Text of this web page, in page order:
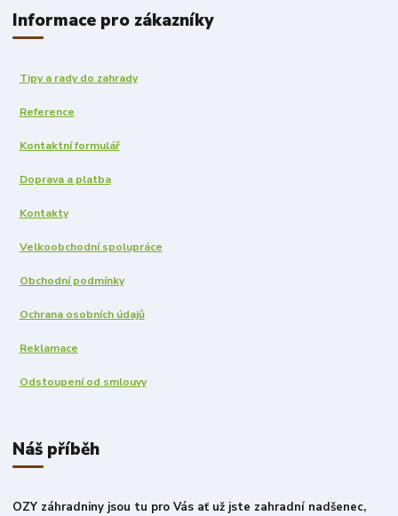
Informace pro zákazníky
Tipy a rady do zahrady
Reference
Kontaktní formulář
Doprava a platba
Kontakty
Velkoobchodní spolupráce
Obchodní podmínky
Ochrana osobních údajů
Reklamace
Odstoupení od smlouvy
Náš příběh
OZY záhradniny jsou tu pro Vás ať už jste zahradní nadšenec,